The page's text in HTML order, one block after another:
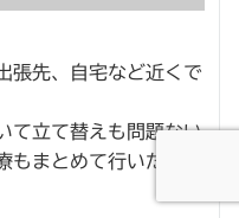
張先、自宅など近くで
て立て替えも問題ない
もまとめて行いたい